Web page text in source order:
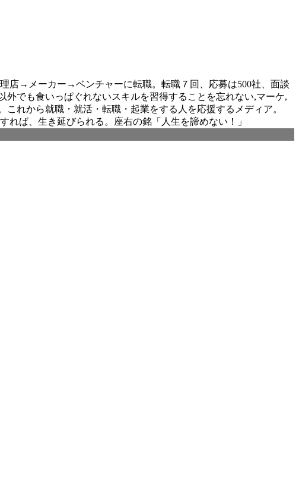
→メーカー→ベンチャーに転職。転職７回、応募は500社、面談
でも食いっぱぐれないスキルを習得することを忘れない,マーケ,
れから就職・就活・転職・起業をする人を応援するメディア。
れば、生き延びられる。座右の銘「人生を諦めない！」